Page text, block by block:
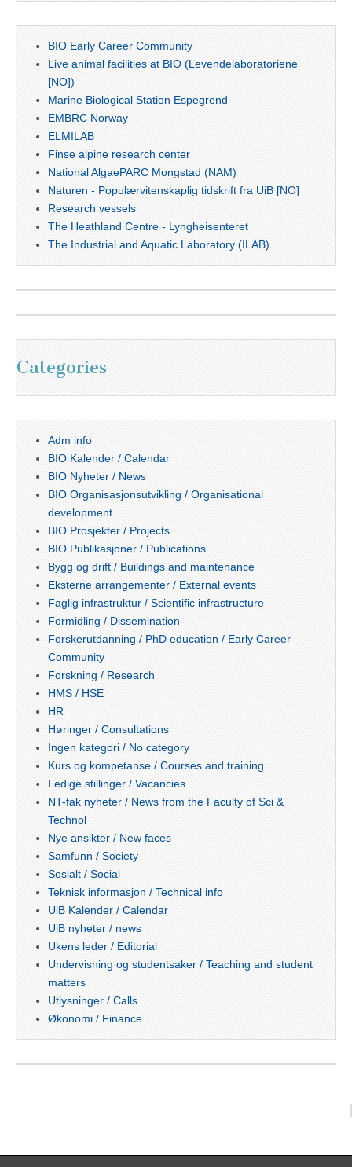
BIO Early Career Community
Live animal facilities at BIO (Levendelaboratoriene
[NO])
Marine Biological Station Espegrend
EMBRC Norway
ELMILAB
Finse alpine research center
National AlgaePARC Mongstad (NAM)
Naturen - Populærvitenskaplig tidskrift fra UiB [NO]
Research vessels
The Heathland Centre - Lyngheisenteret
The Industrial and Aquatic Laboratory (ILAB)
Categories
Adm info
BIO Kalender / Calendar
BIO Nyheter / News
BIO Organisasjonsutvikling / Organisational
development
BIO Prosjekter / Projects
BIO Publikasjoner / Publications
Bygg og drift / Buildings and maintenance
Eksterne arrangementer / External events
Faglig infrastruktur / Scientific infrastructure
Formidling / Dissemination
Forskerutdanning / PhD education / Early Career
Community
Forskning / Research
HMS / HSE
HR
Høringer / Consultations
Ingen kategori / No category
Kurs og kompetanse / Courses and training
Ledige stillinger / Vacancies
NT-fak nyheter / News from the Faculty of Sci &
Technol
Nye ansikter / New faces
Samfunn / Society
Sosialt / Social
Teknisk informasjon / Technical info
UiB Kalender / Calendar
UiB nyheter / news
Ukens leder / Editorial
Undervisning og studentsaker / Teaching and student
matters
Utlysninger / Calls
Økonomi / Finance